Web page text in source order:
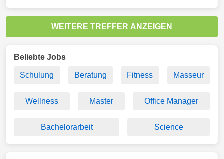
WEITERE TREFFER ANZEIGEN
Beliebte Jobs
Schulung Beratung Fitness Masseur
Wellness Master Office Manager
Bachelorarbeit Science